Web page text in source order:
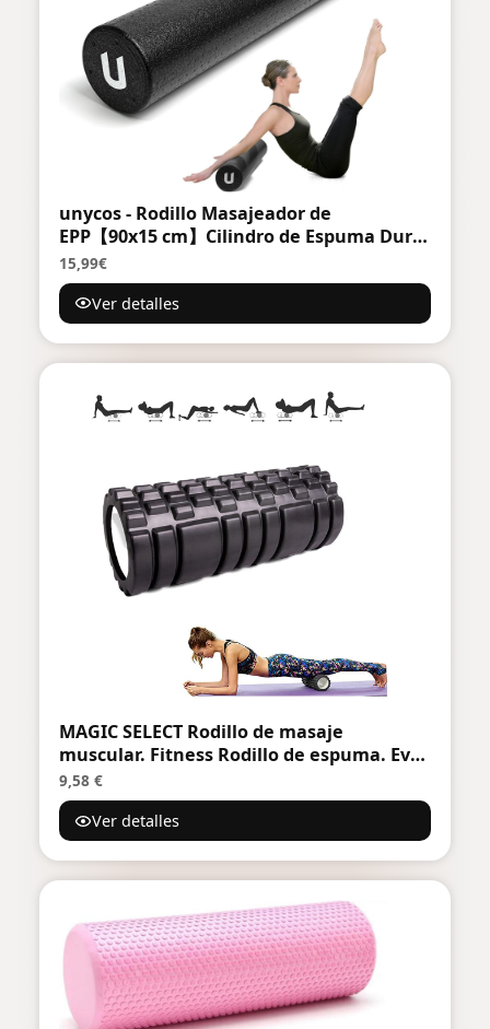
unycos - Rodillo Masajeador de
EPP【90x15 cm】Cilindro de Espuma Dura
para Terapia y Masaje Muscular, Fitness,
Foam Roller Ligero de Alta Resistencia
para Yoga, Pilates y Alivio de Tensiones
(Negro)
15,99€
Ver detalles
MAGIC SELECT Rodillo de masaje
muscular. Fitness Rodillo de espuma. Eva
Foam Roller. Aliviar el dolor, entrenar los
músculos, masaje de espalda, piernas. 33
x 14 cm
9,58 €
Ver detalles